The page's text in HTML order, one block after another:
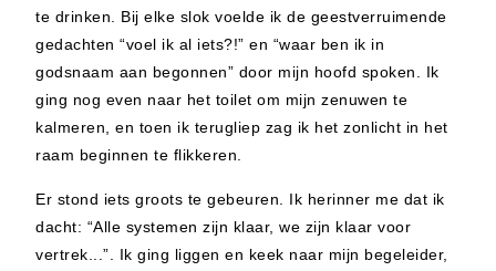
te drinken. Bij elke slok voelde ik de geestverruimende
gedachten “voel ik al iets?!” en “waar ben ik in
godsnaam aan begonnen” door mijn hoofd spoken. Ik
ging nog even naar het toilet om mijn zenuwen te
kalmeren, en toen ik terugliep zag ik het zonlicht in het
raam beginnen te flikkeren.
Er stond iets groots te gebeuren. Ik herinner me dat ik
dacht: “Alle systemen zijn klaar, we zijn klaar voor
vertrek...”. Ik ging liggen en keek naar mijn begeleider,